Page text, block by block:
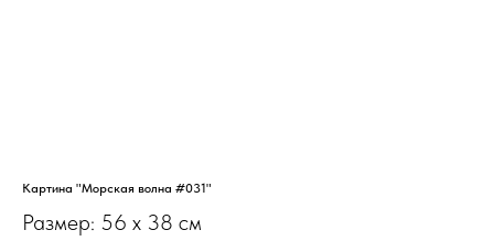
Картина "Морская волна #031"
Размер: 56 х 38 см